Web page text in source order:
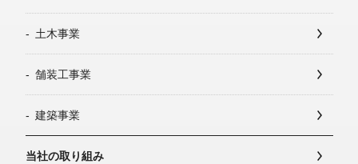
土木事業
舗装工事業
建築事業
当社の取り組み